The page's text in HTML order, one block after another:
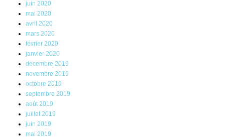
juin 2020
mai 2020
avril 2020
mars 2020
février 2020
janvier 2020
décembre 2019
novembre 2019
octobre 2019
septembre 2019
août 2019
juillet 2019
juin 2019
mai 2019